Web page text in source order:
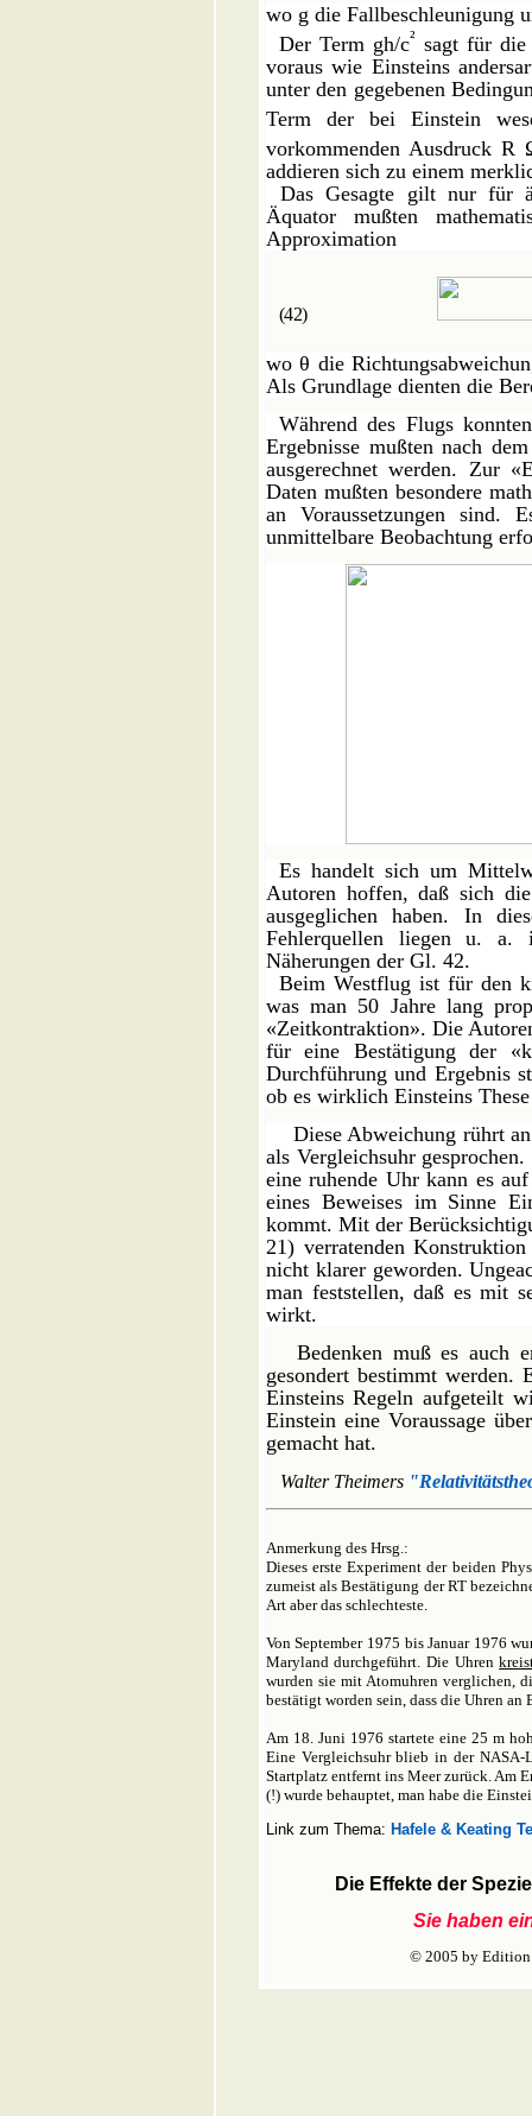
wo g die Fallbeschleunigung
Der Term gh/c² sagt für die
voraus wie Einsteins
unter den gegebenen
Term der bei Einstein
vorkommenden Ausdruck R
addieren sich zu einem
Das Gesagte gilt nur für
Äquator mußten
Approximation
(42)
woθ die
Als Grundlage dienten die
Während des Flugs
Ergebnisse mußten nach
ausgerechnet werden. Zur
Daten mußten besondere
an Voraussetzungen sind.
unmittelbare Beobachtung
Es handelt sich um
Autoren hoffen, daß sich
ausgeglichen haben. In
Fehlerquellen liegen u. a.
Näherungen der Gl. 42.
Beim Westflug ist für den
was man 50 Jahre lang
«Zeitkontraktion». Die
für eine Bestätigung der
Durchführung und Ergebnis
ob es wirklich Einsteins
Diese Abweichung rührt
als Vergleichsuhr
eine ruhende Uhr kann es
eines Beweises im Sinne
kommt. Mit der
21) verratenden
nicht klarer geworden.
man feststellen, daß es mit
wirkt.
Bedenken muß es auch
gesondert bestimmt
Einsteins Regeln aufgeteilt
Einstein eine Voraussage
gemacht hat.
Walter Theimers
Anmerkung des Hrsg.:
Dieses erste Experiment der beiden
zumeist als Bestätigung der RT
Art aber das schlechteste.
Von September 1975 bis Januar 1976
Maryland durchgeführt. Die Uhren
wurden sie mit Atomuhren verglichen,
bestätigt worden sein, dass die Uhren
Am 18. Juni 1976 startete eine 25 m
Eine Vergleichsuhr blieb in der
Startplatz entfernt ins Meer zurück. Am
(!) wurde behauptet, man habe die
Link zum Thema: Hafele & Keating
Die Effekte der
Sie haben
© 2005 by Edition